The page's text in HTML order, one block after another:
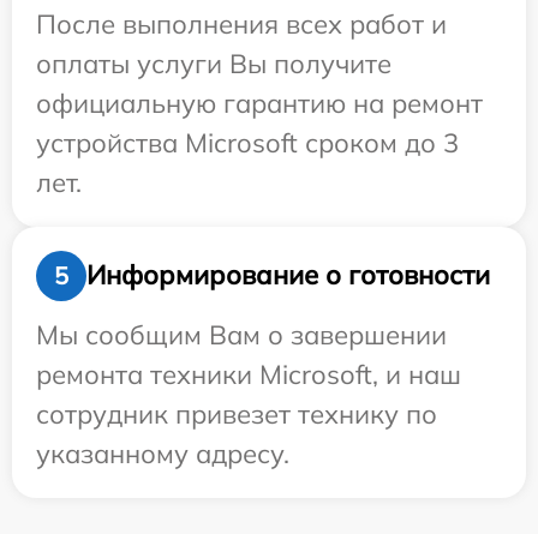
После выполнения всех работ и
оплаты услуги Вы получите
официальную гарантию на ремонт
устройства Microsoft сроком до 3
лет.
5
Информирование о готовности
Мы сообщим Вам о завершении
ремонта техники Microsoft, и наш
сотрудник привезет технику по
указанному адресу.